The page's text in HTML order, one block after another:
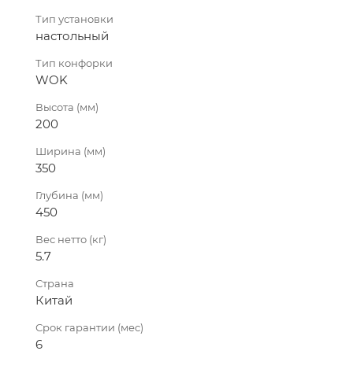
Тип установки
настольный
Тип конфорки
WOK
Высота (мм)
200
Ширина (мм)
350
Глубина (мм)
450
Вес нетто (кг)
5.7
Страна
Китай
Срок гарантии (мес)
6